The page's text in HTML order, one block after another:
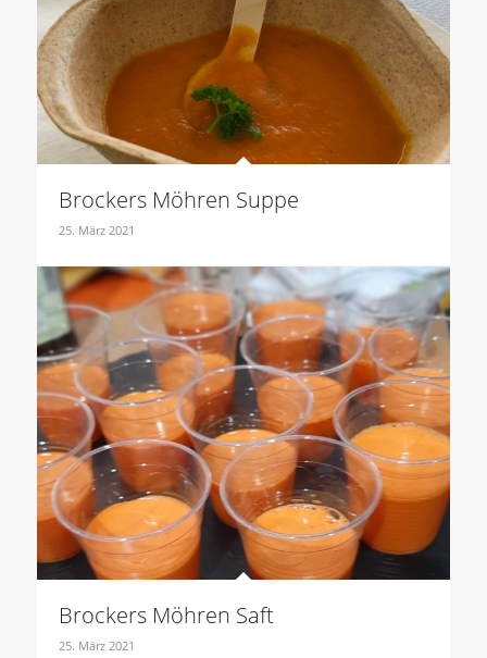
Brockers Möhren Suppe
25. März 2021
Brockers Möhren Saft
25. März 2021